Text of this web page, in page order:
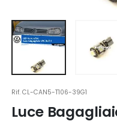
Rif.CL-CAN5-T106-39G1
Luce